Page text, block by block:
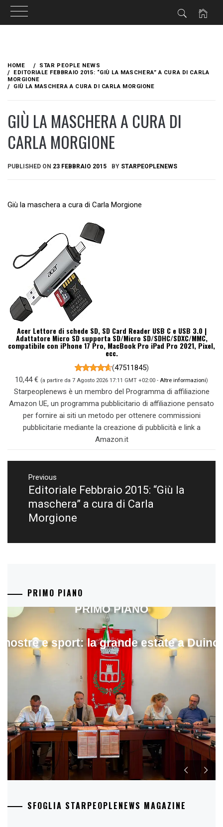
content
HOME
STAR PEOPLE NEWS
EDITORIALE FEBBRAIO 2015: “GIÙ LA MASCHERA” A CURA DI CARLA
MORGIONE
GIÙ LA MASCHERA A CURA DI CARLA MORGIONE
GIÙ LA MASCHERA A CURA DI
CARLA MORGIONE
PUBLISHED ON 23 FEBBRAIO 2015 BY STARPEOPLENEWS
Giù la maschera a cura di Carla Morgione
Acer Lettore di schede SD, SD Card Reader USB C e USB 3.0 |
Adattatore Micro SD supporta SD/Micro SD/SDHC/SDXC/MMC,
compatibile con iPhone 17 Pro, MacBook Pro iPad Pro 2021, Pixel,
ecc.
(47511845)
10,44 € (a partire da 7 Agosto 2026 17:11 GMT +02:00 - Altre informazioni)
Starpeoplenews è un membro del Programma di affiliazione
Amazon UE, un programma pubblicitario di affiliazione pensato
per fornire ai siti un metodo per ottenere commissioni
pubblicitarie mediante la creazione di pubblicità e link a
Amazon.it
Navigazione
articoli
Previous
Previous
post:
Editoriale Febbraio 2015: “Giù la
maschera” a cura di Carla
Morgione
PRIMO PIANO
e sport: la grande estate a
PRIMO PIANO
SFOGLIA STARPEOPLENEWS MAGAZINE